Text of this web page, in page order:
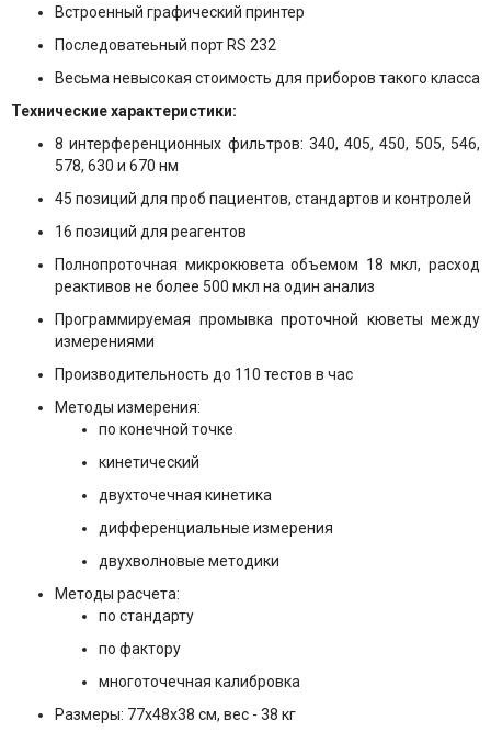
Встроенный графический принтер
Последоватеьный порт RS 232
Весьма невысокая стоимость для приборов такого класса
Технические характеристики:
8 интерференционных фильтров: 340, 405, 450, 505, 546,
578, 630 и 670 нм
45 позиций для проб пациентов, стандартов и контролей
16 позиций для реагентов
Полнопроточная микрокювета объемом 18 мкл, расход
реактивов не более 500 мкл на один анализ
Программируемая промывка проточной кюветы между
измерениями
Производительность до 110 тестов в час
Методы измерения:
по конечной точке
кинетический
двухточечная кинетика
дифференциальные измерения
двухволновые методики
Методы расчета:
по стандарту
по фактору
многоточечная калибровка
Размеры: 77х48х38 см, вес - 38 кг